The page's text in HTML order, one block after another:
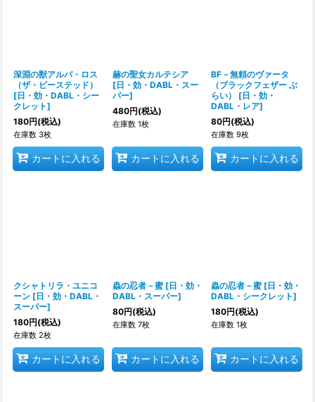
深淵の獣アルバ・ロス
（ザ・ビーステッド）
[日・効・DABL・シー
クレット]
180円(税込)
在庫数 3枚
カートに入れる
赫の聖女カルテシア
[日・効・DABL・スー
パー]
480円(税込)
在庫数 1枚
カートに入れる
BF－無頼のヴァータ
（ブラックフェザー ぶ
らい）
[日・効・
DABL・レア]
80円(税込)
在庫数 9枚
カートに入れる
クシャトリラ・ユニコ
ーン [日・効・DABL・
スーパー]
180円(税込)
在庫数 2枚
カートに入れる
蟲の忍者－蜜 [日・効・
DABL・スーパー]
80円(税込)
在庫数 7枚
カートに入れる
蟲の忍者－蜜 [日・効・
DABL・シークレット]
180円(税込)
在庫数 1枚
カートに入れる